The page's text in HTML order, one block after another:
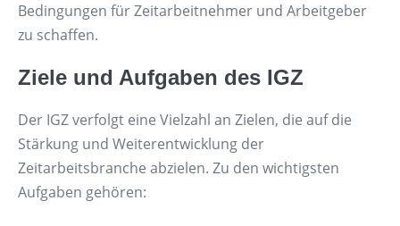
Bedingungen für Zeitarbeitnehmer und Arbeitgeber
zu schaffen.
Ziele und Aufgaben des IGZ
Der IGZ verfolgt eine Vielzahl an Zielen, die auf die
Stärkung und Weiterentwicklung der
Zeitarbeitsbranche abzielen. Zu den wichtigsten
Aufgaben gehören: